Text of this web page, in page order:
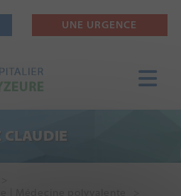
UNE URGENCE
CLAUDIE